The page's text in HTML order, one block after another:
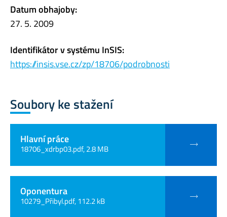
Datum obhajoby:
27. 5. 2009
Identifikátor v systému InSIS:
https://insis.vse.cz/zp/18706/podrobnosti
Soubory ke stažení
Hlavní práce
18706_xdrbp03.pdf, 2.8 MB
Oponentura
10279_Přibyl.pdf, 112.2 kB